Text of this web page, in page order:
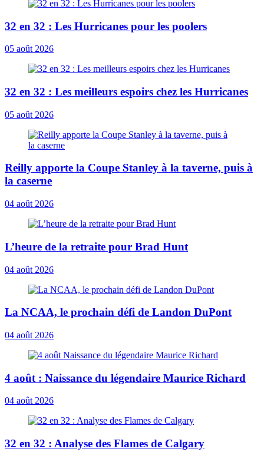
32 en 32 : Les Hurricanes pour les poolers
05 août 2026
32 en 32 : Les meilleurs espoirs chez les Hurricanes
05 août 2026
Reilly apporte la Coupe Stanley à la taverne, puis à
la caserne
04 août 2026
L’heure de la retraite pour Brad Hunt
04 août 2026
La NCAA, le prochain défi de Landon DuPont
04 août 2026
4 août : Naissance du légendaire Maurice Richard
04 août 2026
32 en 32 : Analyse des Flames de Calgary